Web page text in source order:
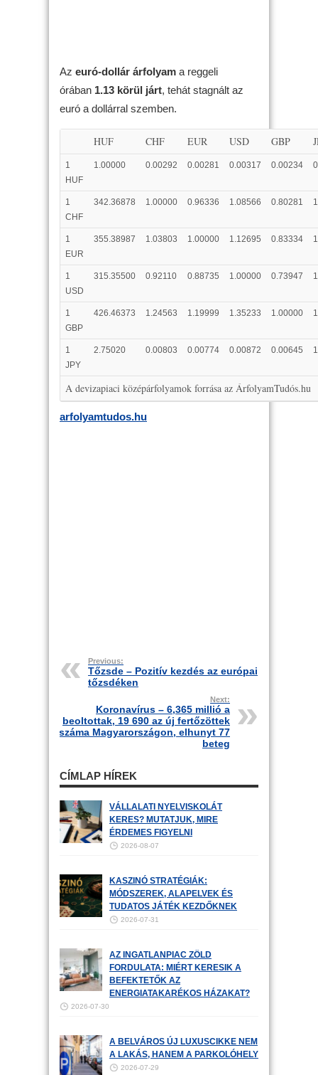
Az euró-dollár árfolyam a reggeli
órában 1.13 körül járt, tehát stagnált az
euró a dollárral szemben.
HUF CHF EUR USD GBP
1
HUF
1.00000 0.00292 0.00281 0.00317 0.00234
1
CHF
342.36878 1.00000 0.96336 1.08566 0.80281
1
EUR
355.38987 1.03803 1.00000 1.12695 0.83334
1
USD
315.35500 0.92110 0.88735 1.00000 0.73947
1
GBP
426.46373 1.24563 1.19999 1.35233 1.00000
1
JPY
2.75020 0.00803 0.00774 0.00872 0.00645
A devizapiaci középárfolyamok forrása az ÁrfolyamTudós.hu
arfolyamtudos.hu
Previous:
Tőzsde – Pozitív kezdés az európai
tőzsdéken
Next:
Koronavírus – 6,365 millió a
beoltottak, 19 690 az új fertőzöttek
száma Magyarországon, elhunyt 77
beteg
CÍMLAP HÍREK
VÁLLALATI NYELVISKOLÁT
KERES? MUTATJUK, MIRE
ÉRDEMES FIGYELNI
2026-08-07
KASZINÓ STRATÉGIÁK:
MÓDSZEREK, ALAPELVEK ÉS
TUDATOS JÁTÉK KEZDŐKNEK
2026-07-31
AZ INGATLANPIAC ZÖLD
FORDULATA: MIÉRT KERESIK A
BEFEKTETŐK AZ
ENERGIATAKARÉKOS HÁZAKAT?
2026-07-30
A BELVÁROS ÚJ LUXUSCIKKE NEM
A LAKÁS, HANEM A PARKOLÓHELY
2026-07-29